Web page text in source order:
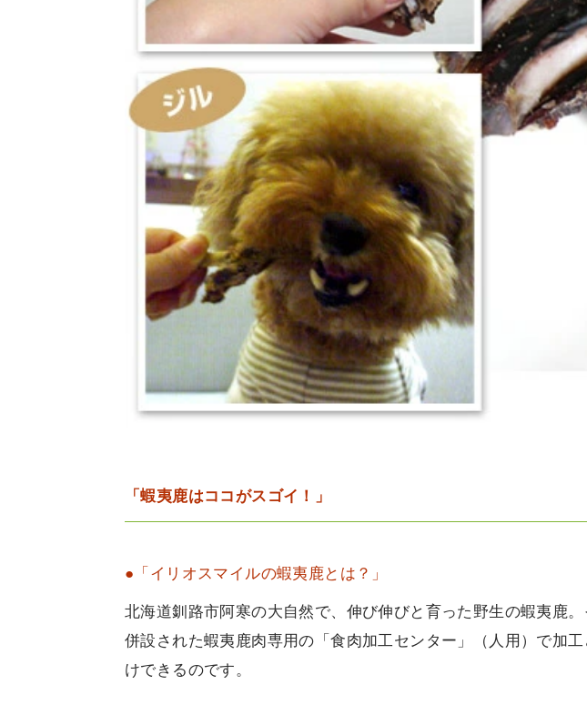
「蝦夷鹿はココがスゴイ！」
●「イリオスマイルの蝦夷鹿とは？」
北海道釧路市阿寒の大自然で、伸び伸びと育った野生の蝦夷鹿
併設された蝦夷鹿肉専用の「食肉加工センター」（人用）で加
けできるのです。